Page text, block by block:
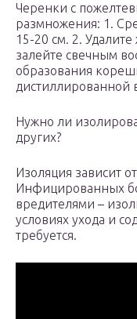
Черенки с
размножения: 1.
15-20 см. 2.
залейте свечным
образования
дистиллированной
Нужно ли
других?
Изоляция зависит
Инфицированных
вредителями –
условиях ухода и
требуется.